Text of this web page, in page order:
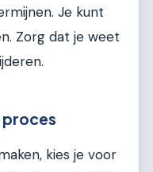
Je kunt
Zorg dat je weet
proces
kies je voor